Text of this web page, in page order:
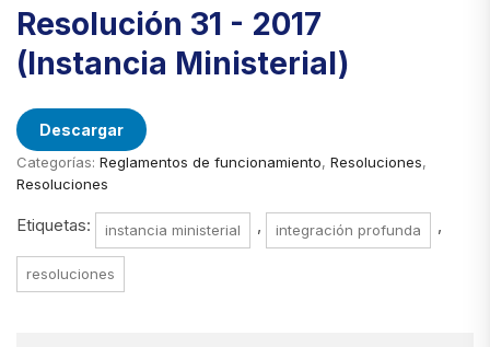
Resolución 31 - 2017
(Instancia Ministerial)
Descargar
Categorías: Reglamentos de funcionamiento, Resoluciones,
Resoluciones
Etiquetas: instancia ministerial , integración profunda ,
resoluciones